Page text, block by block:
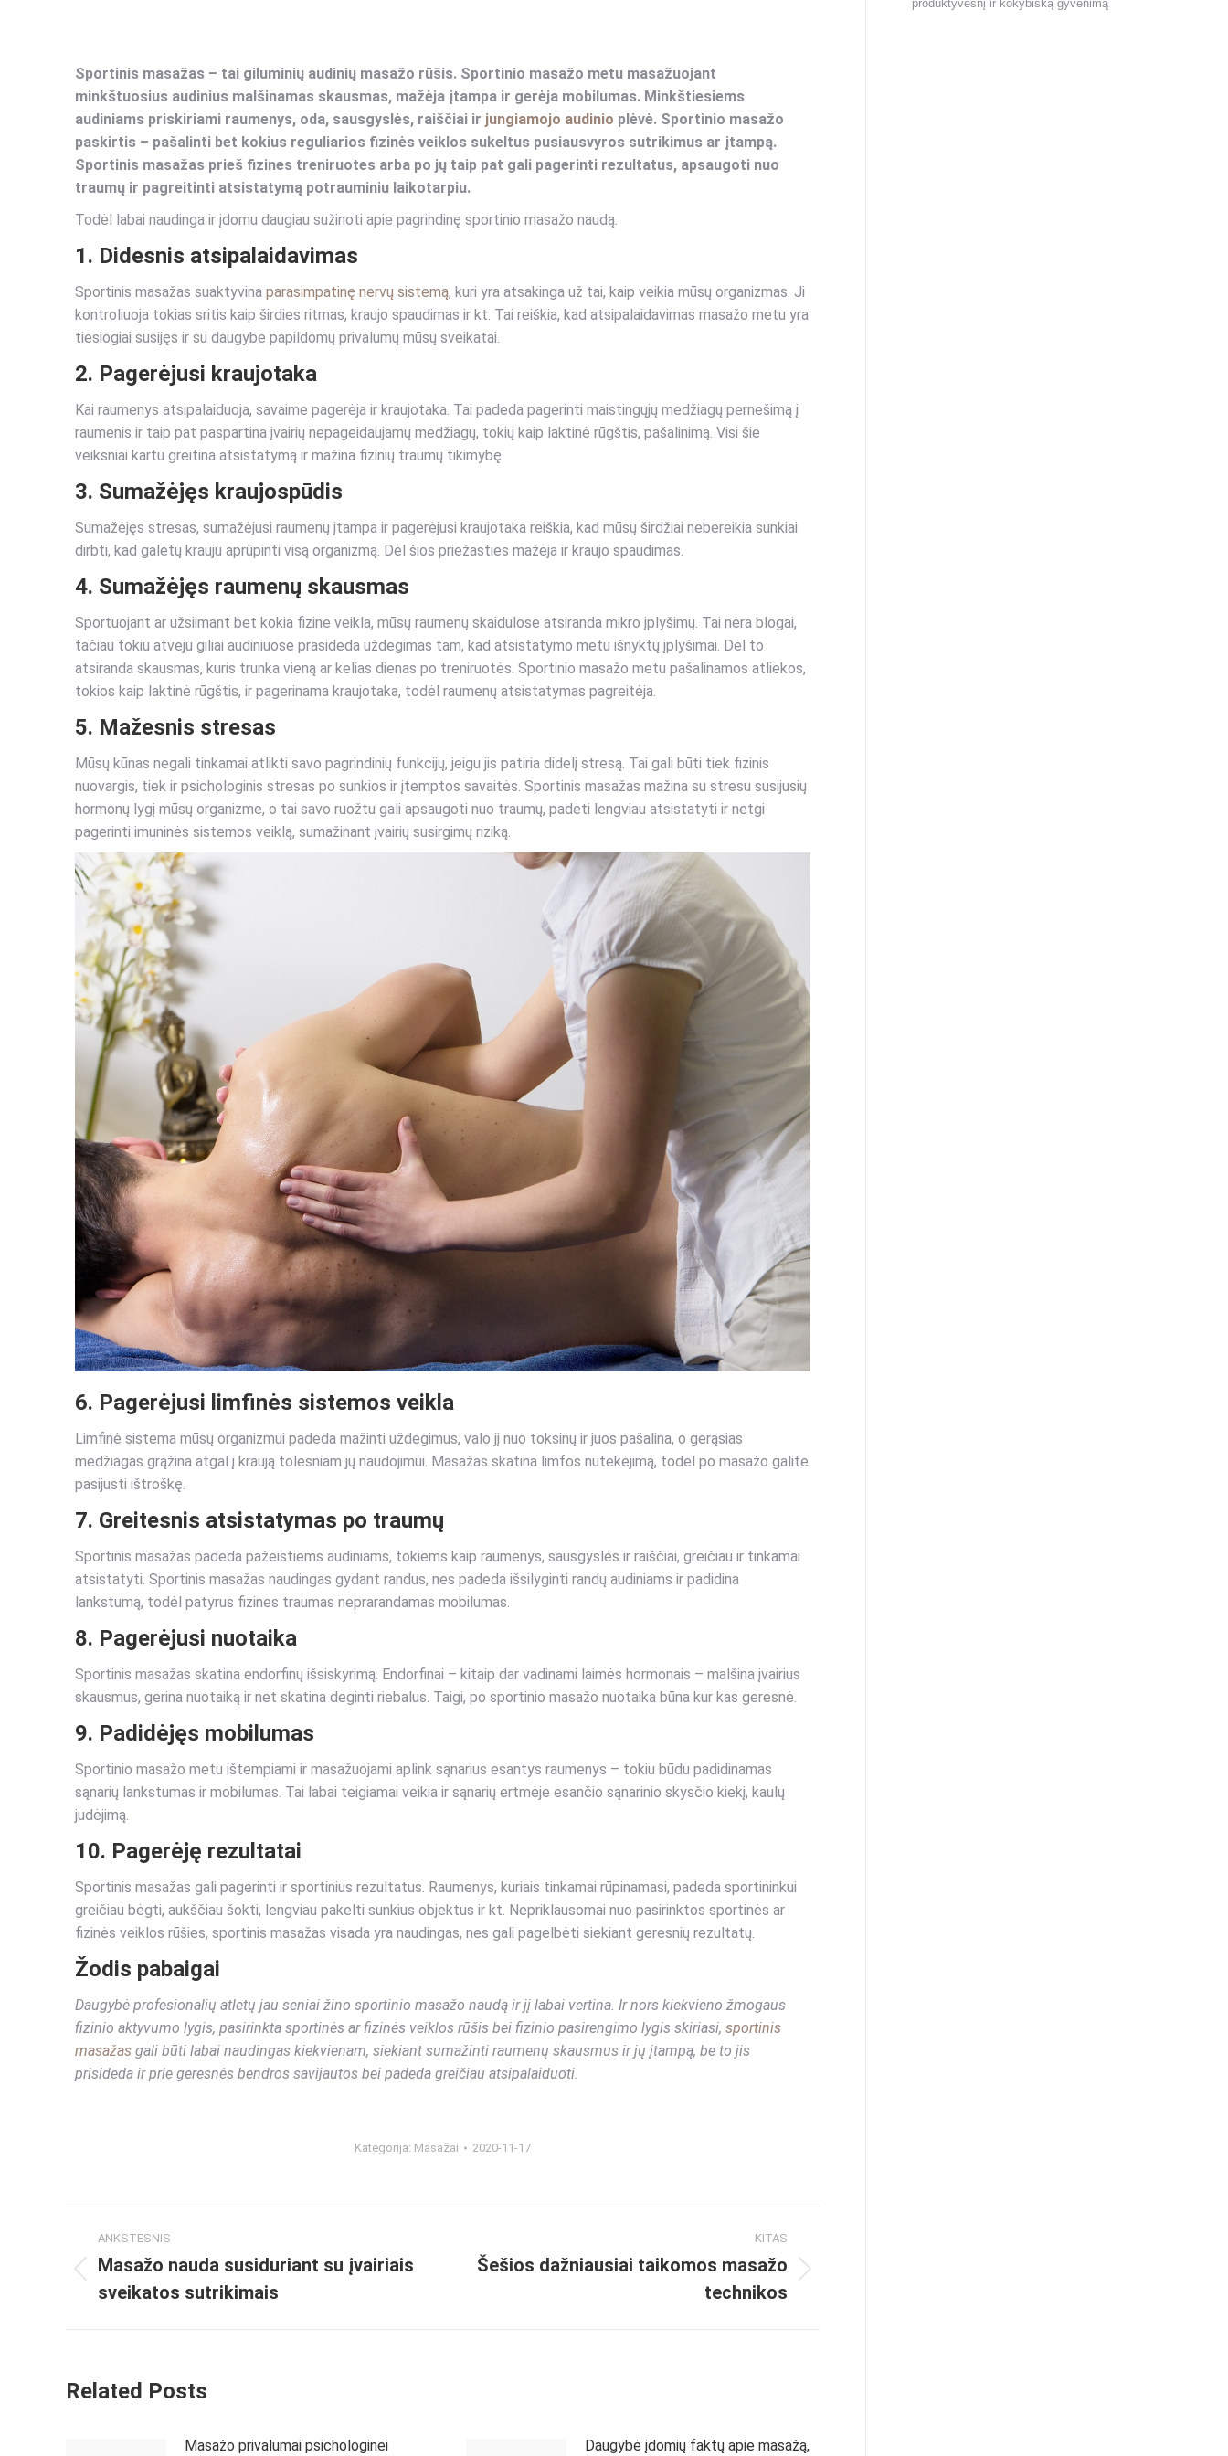
Sportinis masažas – tai giluminių audinių masažo rūšis. Sportinio masažo metu masažuojant
minkštuosius audinius malšinamas skausmas, mažėja įtampa ir gerėja mobilumas. Minkštiesiems
audiniams priskiriami raumenys, oda, sausgyslės, raiščiai ir jungiamojo audinio plėvė. Sportinio masažo
paskirtis – pašalinti bet kokius reguliarios fizinės veiklos sukeltus pusiausvyros sutrikimus ar įtampą.
Sportinis masažas prieš fizines treniruotes arba po jų taip pat gali pagerinti rezultatus, apsaugoti nuo
traumų ir pagreitinti atsistatymą potrauminiu laikotarpiu.
Todėl labai naudinga ir įdomu daugiau sužinoti apie pagrindinę sportinio masažo naudą.
1. Didesnis atsipalaidavimas
Sportinis masažas suaktyvina parasimpatinę nervų sistemą, kuri yra atsakinga už tai, kaip veikia mūsų organizmas. Ji
kontroliuoja tokias sritis kaip širdies ritmas, kraujo spaudimas ir kt. Tai reiškia, kad atsipalaidavimas masažo metu yra
tiesiogiai susijęs ir su daugybe papildomų privalumų mūsų sveikatai.
2. Pagerėjusi kraujotaka
Kai raumenys atsipalaiduoja, savaime pagerėja ir kraujotaka. Tai padeda pagerinti maistingųjų medžiagų pernešimą į
raumenis ir taip pat paspartina įvairių nepageidaujamų medžiagų, tokių kaip laktinė rūgštis, pašalinimą. Visi šie
veiksniai kartu greitina atsistatymą ir mažina fizinių traumų tikimybę.
3. Sumažėjęs kraujospūdis
Sumažėjęs stresas, sumažėjusi raumenų įtampa ir pagerėjusi kraujotaka reiškia, kad mūsų širdžiai nebereikia sunkiai
dirbti, kad galėtų krauju aprūpinti visą organizmą. Dėl šios priežasties mažėja ir kraujo spaudimas.
4. Sumažėjęs raumenų skausmas
Sportuojant ar užsiimant bet kokia fizine veikla, mūsų raumenų skaidulose atsiranda mikro įplyšimų. Tai nėra blogai,
tačiau tokiu atveju giliai audiniuose prasideda uždegimas tam, kad atsistatymo metu išnyktų įplyšimai. Dėl to
atsiranda skausmas, kuris trunka vieną ar kelias dienas po treniruotės. Sportinio masažo metu pašalinamos atliekos,
tokios kaip laktinė rūgštis, ir pagerinama kraujotaka, todėl raumenų atsistatymas pagreitėja.
5. Mažesnis stresas
Mūsų kūnas negali tinkamai atlikti savo pagrindinių funkcijų, jeigu jis patiria didelį stresą. Tai gali būti tiek fizinis
nuovargis, tiek ir psichologinis stresas po sunkios ir įtemptos savaitės. Sportinis masažas mažina su stresu susijusių
hormonų lygį mūsų organizme, o tai savo ruožtu gali apsaugoti nuo traumų, padėti lengviau atsistatyti ir netgi
pagerinti imuninės sistemos veiklą, sumažinant įvairių susirgimų riziką.
6. Pagerėjusi limfinės sistemos veikla
Limfinė sistema mūsų organizmui padeda mažinti uždegimus, valo jį nuo toksinų ir juos pašalina, o gerąsias
medžiagas grąžina atgal į kraują tolesniam jų naudojimui. Masažas skatina limfos nutekėjimą, todėl po masažo galite
pasijusti ištroškę.
7. Greitesnis atsistatymas po traumų
Sportinis masažas padeda pažeistiems audiniams, tokiems kaip raumenys, sausgyslės ir raiščiai, greičiau ir tinkamai
atsistatyti. Sportinis masažas naudingas gydant randus, nes padeda išsilyginti randų audiniams ir padidina
lankstumą, todėl patyrus fizines traumas neprarandamas mobilumas.
8. Pagerėjusi nuotaika
Sportinis masažas skatina endorfinų išsiskyrimą. Endorfinai – kitaip dar vadinami laimės hormonais – malšina įvairius
skausmus, gerina nuotaiką ir net skatina deginti riebalus. Taigi, po sportinio masažo nuotaika būna kur kas geresnė.
9. Padidėjęs mobilumas
Sportinio masažo metu ištempiami ir masažuojami aplink sąnarius esantys raumenys – tokiu būdu padidinamas
sąnarių lankstumas ir mobilumas. Tai labai teigiamai veikia ir sąnarių ertmėje esančio sąnarinio skysčio kiekį, kaulų
judėjimą.
10. Pagerėję rezultatai
Sportinis masažas gali pagerinti ir sportinius rezultatus. Raumenys, kuriais tinkamai rūpinamasi, padeda sportininkui
greičiau bėgti, aukščiau šokti, lengviau pakelti sunkius objektus ir kt. Nepriklausomai nuo pasirinktos sportinės ar
fizinės veiklos rūšies, sportinis masažas visada yra naudingas, nes gali pagelbėti siekiant geresnių rezultatų.
Žodis pabaigai
Daugybė profesionalių atletų jau seniai žino sportinio masažo naudą ir jį labai vertina. Ir nors kiekvieno žmogaus
fizinio aktyvumo lygis, pasirinkta sportinės ar fizinės veiklos rūšis bei fizinio pasirengimo lygis skiriasi, sportinis
masažas gali būti labai naudingas kiekvienam, siekiant sumažinti raumenų skausmus ir jų įtampą, be to jis
prisideda ir prie geresnės bendros savijautos bei padeda greičiau atsipalaiduoti.
Kategorija: Masažai 2020-11-17
ANKSTESNIS
Masažo nauda susiduriant su įvairiais
sveikatos sutrikimais
KITAS
Šešios dažniausiai taikomos masažo
technikos
Related Posts
Masažo privalumai psichologinei Daugybė įdomių faktų apie masažą,
produktyvesnį ir kokybišką gyvenimą